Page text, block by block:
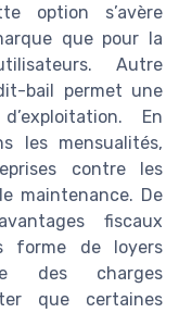
option s’avère
que pour la
Autre
bail permet une
En
les mensualités,
contre les
maintenance. De
fiscaux
forme de loyers
des charges
que certaines